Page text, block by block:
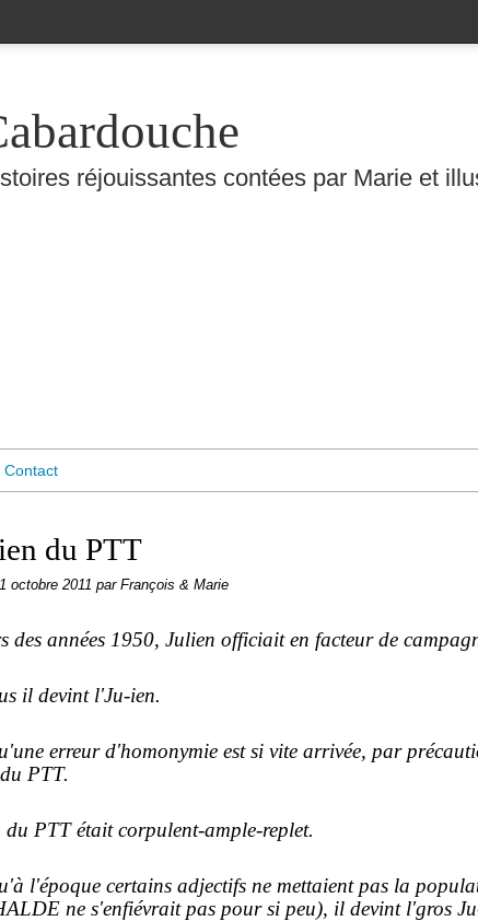
réjouissantes contées par Marie et
Contact
du PTT
octobre 2011 par François & Marie
des années 1950, Julien officiait en facteur de
il devint l'Ju-ien.
erreur d'homonymie est si vite arrivée, par
PTT.
du PTT était corpulent-ample-replet.
l'époque certains adjectifs ne mettaient pas la
ne s'enfiévrait pas pour si peu), il devint l'gros